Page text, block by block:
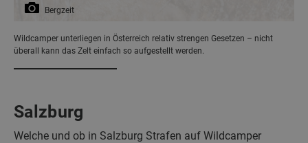
Bergzeit
Wildcamper unterliegen in Österreich relativ strengen Gesetzen – nicht
überall kann das Zelt einfach so aufgestellt werden.
Salzburg
Welche und ob in Salzburg Strafen auf Wildcamper